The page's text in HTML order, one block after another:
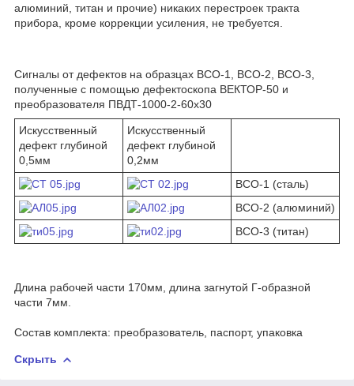
алюминий, титан и прочие) никаких перестроек тракта
прибора, кроме коррекции усиления, не требуется.
Сигналы от дефектов на образцах ВСО-1, ВСО-2, ВСО-3,
полученные с помощью дефектоскопа ВЕКТОР-50 и
преобразователя ПВДТ-1000-2-60х30
Искусственный
дефект глубиной
0,5мм
Искусственный
дефект глубиной
0,2мм
ВСО-1 (сталь)
ВСО-2 (алюминий)
ВСО-3 (титан)
Длина рабочей части 170мм, длина загнутой Г-образной
части 7мм.
Состав комплекта: преобразователь, паспорт, упаковка
Скрыть